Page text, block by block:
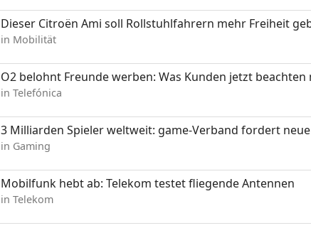
Dieser Citroën Ami soll Rollstuhlfahrern mehr Freiheit
in Mobilität
O2 belohnt Freunde werben: Was Kunden jetzt beachten
in Telefónica
3 Milliarden Spieler weltweit: game-Verband fordert
in Gaming
Mobilfunk hebt ab: Telekom testet fliegende Antennen
in Telekom